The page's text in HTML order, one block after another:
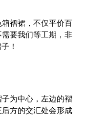
褶裙，不仅平价百
要我们等工期，非
！
为中心，左边的褶
方的交汇处会形成